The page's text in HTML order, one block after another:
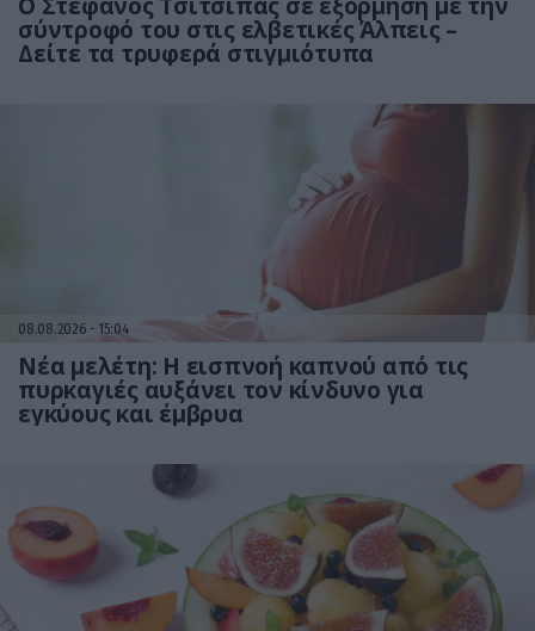
σύντροφό του στις ελβετικές Άλπεις –
Δείτε τα τρυφερά στιγμιότυπα
08.08.2026 15:04
Νέα μελέτη: Η εισπνοή καπνού από τις
πυρκαγιές αυξάνει τον κίνδυνο για
εγκύους και έμβρυα